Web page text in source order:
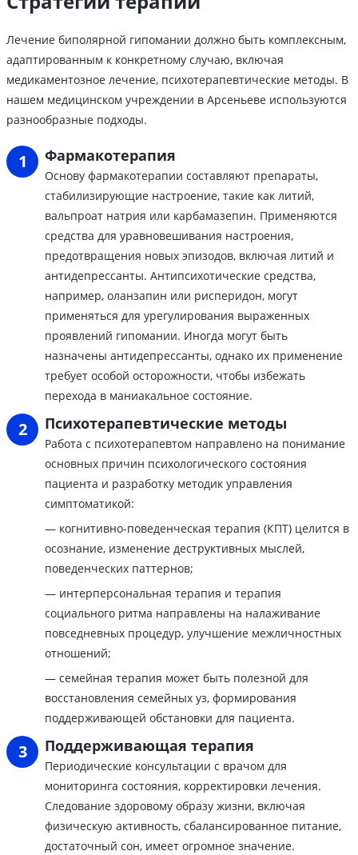
Лечение биполярной гипомании должно быть комплексным,
адаптированным к конкретному случаю, включая
медикаментозное лечение, психотерапевтические методы. В
нашем медицинском учреждении в Арсеньеве используются
разнообразные подходы.
Фармакотерапия
Основу фармакотерапии составляют препараты,
стабилизирующие настроение, такие как литий,
вальпроат натрия или карбамазепин. Применяются
средства для уравновешивания настроения,
предотвращения новых эпизодов, включая литий и
антидепрессанты. Антипсихотические средства,
например, оланзапин или рисперидон, могут
применяться для урегулирования выраженных
проявлений гипомании. Иногда могут быть
назначены антидепрессанты, однако их применение
требует особой осторожности, чтобы избежать
перехода в маниакальное состояние.
Психотерапевтические методы
Работа с психотерапевтом направлено на понимание
основных причин психологического состояния
пациента и разработку методик управления
симптоматикой:
— когнитивно-поведенческая терапия (КПТ) целится в
осознание, изменение деструктивных мыслей,
поведенческих паттернов;
— интерперсональная терапия и терапия
социального ритма направлены на налаживание
повседневных процедур, улучшение межличностных
отношений;
— семейная терапия может быть полезной для
восстановления семейных уз, формирования
поддерживающей обстановки для пациента.
Поддерживающая терапия
Периодические консультации с врачом для
мониторинга состояния, корректировки лечения.
Следование здоровому образу жизни, включая
физическую активность, сбалансированное питание,
достаточный сон, имеет огромное значение.